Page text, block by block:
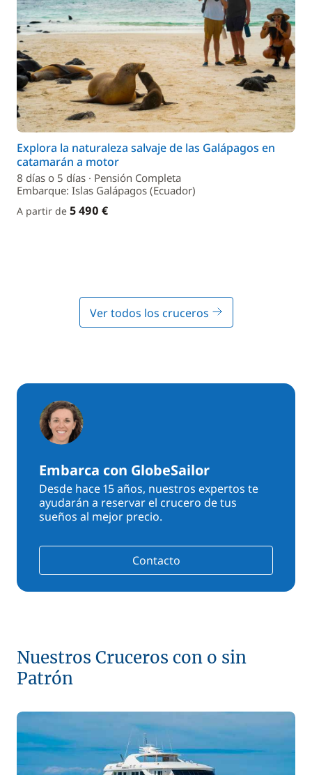
Explora la naturaleza salvaje de las Galápagos en
catamarán a motor
8 días o 5 días · Pensión Completa
Embarque: Islas Galápagos (Ecuador)
A partir de 5 490 €
Ver todos los cruceros
Embarca con GlobeSailor
Desde hace 15 años, nuestros expertos te
ayudarán a reservar el crucero de tus
sueños al mejor precio.
Contacto
Nuestros Cruceros con o sin
Patrón